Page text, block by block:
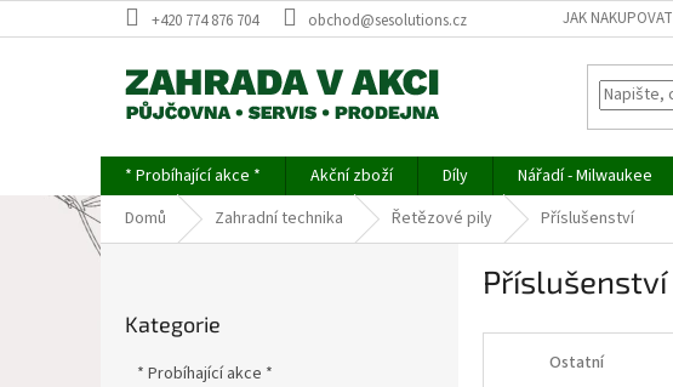
na
+420 774 876 704 obchod@sesolutions.cz JAK NAKUPOVAT
* Probíhající akce * Akční zboží Díly Nářadí - Milwaukee
Domů
Zahradní technika Řetězové pily Příslušenství
P
kategorie
Kategorie
* Probíhající akce *
Příslušenství
Ostatní